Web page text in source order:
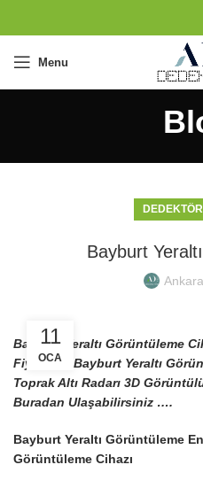
Menu
Bayburt
11
OCA
Bayburt Yeraltı Görüntüleme
Fiyatları : Bayburt Yeraltı
Toprak Altı Radarı 3D
Buradan Ulaşabilirsiniz ….
Bayburt Yeraltı Görüntüleme
Görüntüleme Cihazı